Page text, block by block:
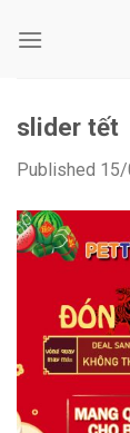
slider tết
Published